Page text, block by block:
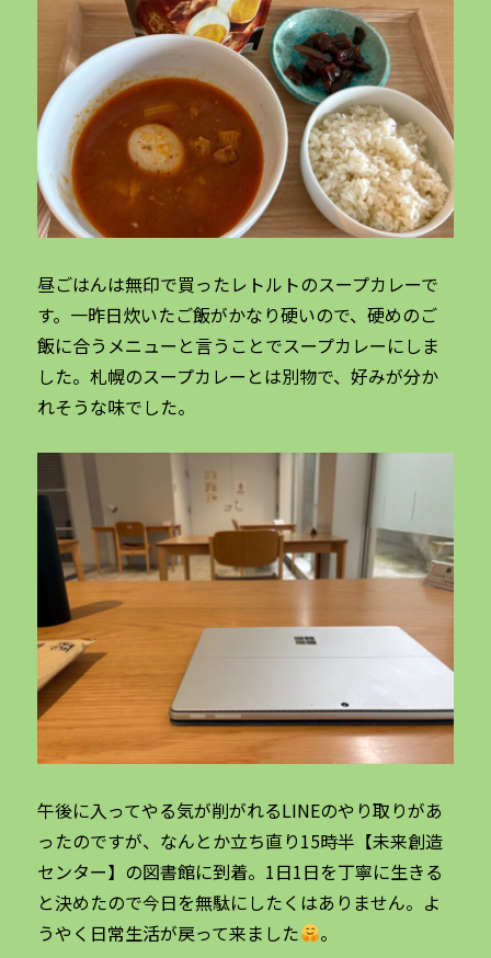
昼ごはんは無印で買ったレトルトのスープカレーで
す。一昨日炊いたご飯がかなり硬いので、硬めのご
飯に合うメニューと言うことでスープカレーにしま
した。札幌のスープカレーとは別物で、好みが分か
れそうな味でした。
午後に入ってやる気が削がれるLINEのやり取りがあ
ったのですが、なんとか立ち直り15時半【未来創造
センター】の図書館に到着。1日1日を丁寧に生きる
と決めたので今日を無駄にしたくはありません。よ
うやく日常生活が戻って来ました
。